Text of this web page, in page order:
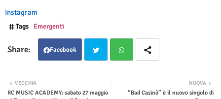
Instagram
Tags Emergenti
Facebook
ter
NUOVA
“Bad Casinò” è il nuovo singolo di
VECCHIA
RC MUSIC ACADEMY: sabato 27 maggio